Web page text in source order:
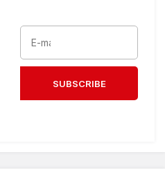
SUBSCRIBE